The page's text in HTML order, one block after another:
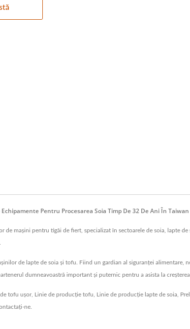
Pentru Procesarea Soia Timp De 32 De Ani În
mașini pentru tigăi de fiert, specializat în sectoarele de soia, lapte
de lapte de soia și tofu. Fiind un gardian al siguranței alimentare,
dumneavoastră important și puternic pentru a asista la
tofu ușor, Linie de producție tofu Linie de producție lapte de soia
ne